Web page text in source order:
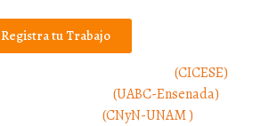
Registra tu Trabajo
(CICESE)
(UABC-Ensenada)
(CNyN-UNAM )